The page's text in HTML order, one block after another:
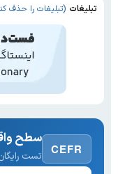
تبلیغات (تبلیغات را حذف
CEFR
سطح
تست رایگان · ۳۰ سوال ·